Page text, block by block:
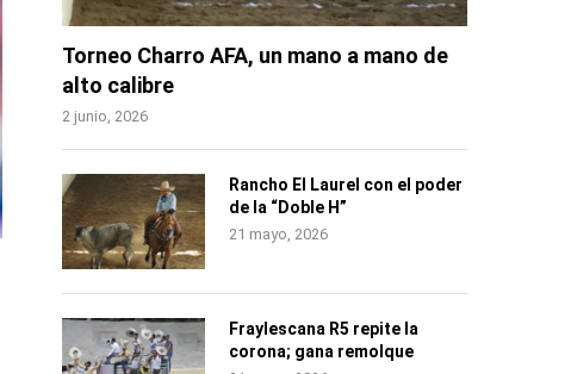
Torneo Charro AFA, un mano a mano de
alto calibre
2 junio, 2026
Rancho El Laurel con el poder
de la “Doble H”
21 mayo, 2026
Fraylescana R5 repite la
corona; gana remolque